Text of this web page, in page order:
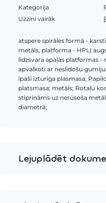
Kategorija
Uzzini vairāk
atspere spirāles formā -
metāls, platforma - HPL(
līdzsvara apaļās platformas -
apvalkoti ar neslīdošu
īpaši izturīga plasmasa;
platsmasa; metāls; Rotaļu
stiprināms uz nerūsoša
diametrā;
Lejuplādēt